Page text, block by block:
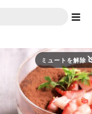
ミュートを解除